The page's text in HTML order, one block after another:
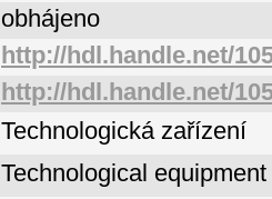
obhájeno
http://hdl.handle.net/
http://hdl.handle.net/
Technologická zařízení
Technological equipment